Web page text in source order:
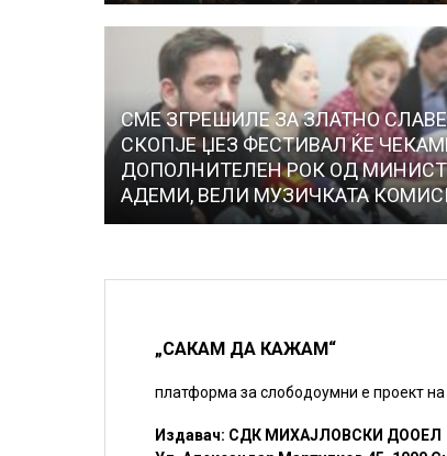
СМЕ ЗГРЕШИЛЕ ЗА ЗЛАТНО
СКОПЈЕ ЏЕЗ ФЕСТИВАЛ ЌЕ
ДОПОЛНИТЕЛЕН РОК ОД
АДЕМИ, ВЕЛИ МУЗИЧКАТА
„САКАМ ДА КАЖАМ“
платформа за слободоумни е проект на
Издавач: СДК МИХАЈЛОВСКИ ДООЕЛ